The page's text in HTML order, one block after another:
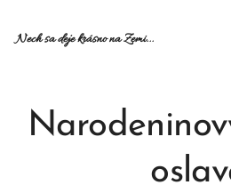
Nech sa deje krásno na Zemi...